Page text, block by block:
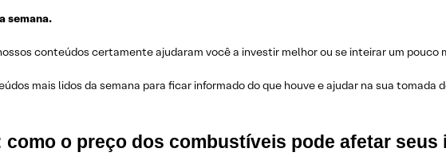
semana.
conteúdos certamente ajudaram você a investir melhor ou se inteirar um pouco
mais lidos da semana para ficar informado do que houve e ajudar na sua tomada
como o preço dos combustíveis pode afetar